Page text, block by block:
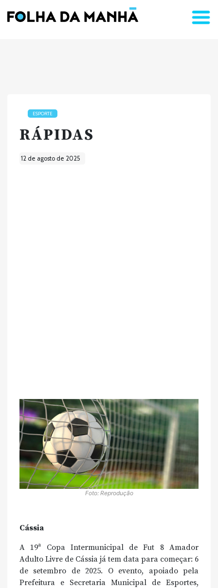
ESPORTE
RÁPIDAS
12 de agosto de 2025
Foto: Reprodução
Cássia
A 19ª Copa Intermunicipal de Fut 8 Amador
Adulto Livre de Cássia já tem data para começar: 6
de setembro de 2025. O evento, apoiado pela
Prefeitura e Secretaria Municipal de Esportes,